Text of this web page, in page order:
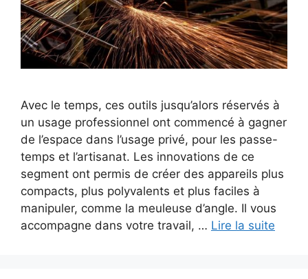
Avec le temps, ces outils jusqu’alors réservés à
un usage professionnel ont commencé à gagner
de l’espace dans l’usage privé, pour les passe-
temps et l’artisanat. Les innovations de ce
segment ont permis de créer des appareils plus
compacts, plus polyvalents et plus faciles à
manipuler, comme la meuleuse d’angle. Il vous
accompagne dans votre travail, … Lire la suite